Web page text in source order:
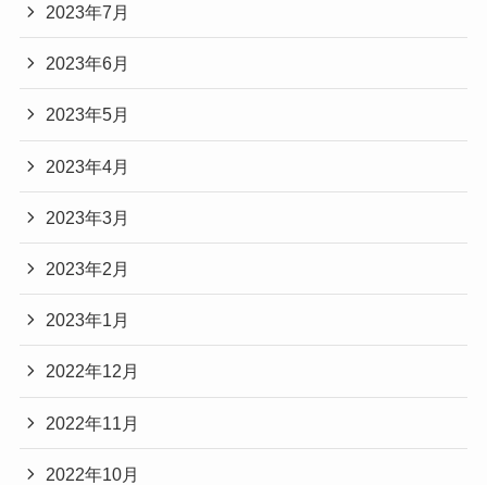
2023年7月
2023年6月
2023年5月
2023年4月
2023年3月
2023年2月
2023年1月
2022年12月
2022年11月
2022年10月